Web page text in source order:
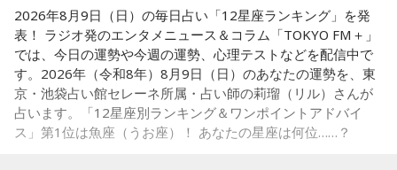
Webサイト：https://selene-uranai.com/
YouTube： https://www.youtube.com/@ataru-uranai
実施する。
■髙津臣吾 コメント
「ショウアップナイター」をお聴きの皆さま、ご無沙汰して
2026年8月9日（日）の毎日占い「12星座ランキング」を発
表！ ラジオ発のエンタメニュース＆コラム「TOKYO FM＋」
では、今日の運勢や今週の運勢、心理テストなどを配信中で
す。2026年（令和8年）8月9日（日）のあなたの運勢を、東
京・池袋占い館セレーネ所属・占い師の莉瑠（リル）さんが
占います。「12星座別ランキング＆ワンポイントアドバイ
ス」第1位は魚座（うお座）！ あなたの星座は何位……？